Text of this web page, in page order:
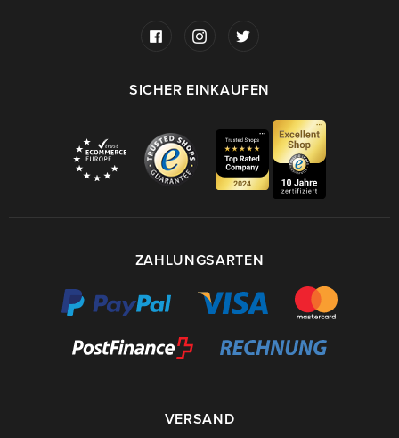
SICHER EINKAUFEN
ZAHLUNGSARTEN
VERSAND